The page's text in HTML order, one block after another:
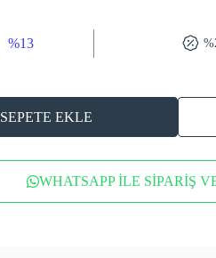
%13
SEPETE EKLE
WHATSAPP İLE SİPARİŞ